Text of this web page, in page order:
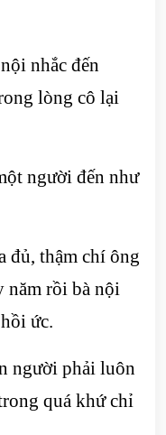
nhắc đến
lòng cô lại
người đến như
đủ, thậm chí ông
năm rồi bà nội
ức.
người phải luôn
quá khứ chỉ